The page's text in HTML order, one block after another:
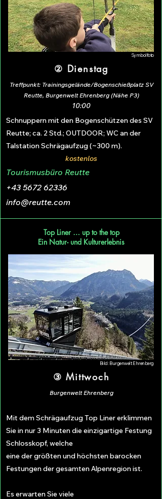
Symbolfoto
② Dienstag
Treffpunkt: Trainingsgelände/Bogenschießplatz SV
Reutte, Burgenwelt Ehrenberg (Nähe P3)
10:00
Schnuppern mit den Bogenschützen des SV
Reutte; ca. 2 Std.; OUTDOOR; WC an der
Talstation Schrägaufzug (~300 m).
kostenlos
Tourismusbüro Reutte
+43 5672 62336
info@reutte.com
Top Liner … up to the top
Ein Natur- und Kulturerlebnis
Bild: Burgenwelt Ehrenberg
③ Mittwoch
Burgenwelt Ehrenberg
Mit dem Schrägaufzug Top Liner erklimmen
Sie in nur 3 Minuten die einzigartige Festung
Schlosskopf, welche
eine der größten und höchsten barocken
Festungen der gesamten Alpenregion ist.
Es erwarten Sie viele